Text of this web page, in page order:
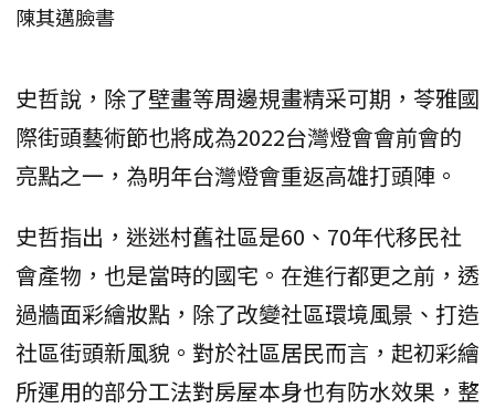
陳其邁臉書
史哲說，除了壁畫等周邊規畫精采可期，苓雅國
際街頭藝術節也將成為2022台灣燈會會前會的
亮點之一，為明年台灣燈會重返高雄打頭陣。
史哲指出，迷迷村舊社區是60、70年代移民社
會產物，也是當時的國宅。在進行都更之前，透
過牆面彩繪妝點，除了改變社區環境風景、打造
社區街頭新風貌。對於社區居民而言，起初彩繪
所運用的部分工法對房屋本身也有防水效果，整